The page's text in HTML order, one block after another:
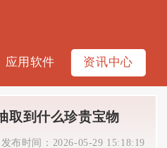
应用软件 资讯中心
取到什么珍贵宝物
发布时间： 2026-05-29 15:18:19